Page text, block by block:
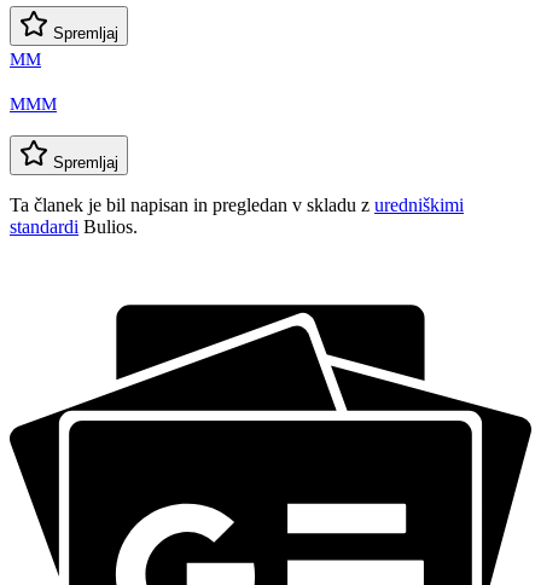
Spremljaj
MM
MMM
Spremljaj
Ta članek je bil napisan in pregledan v skladu z uredniškimi
standardi Bulios.